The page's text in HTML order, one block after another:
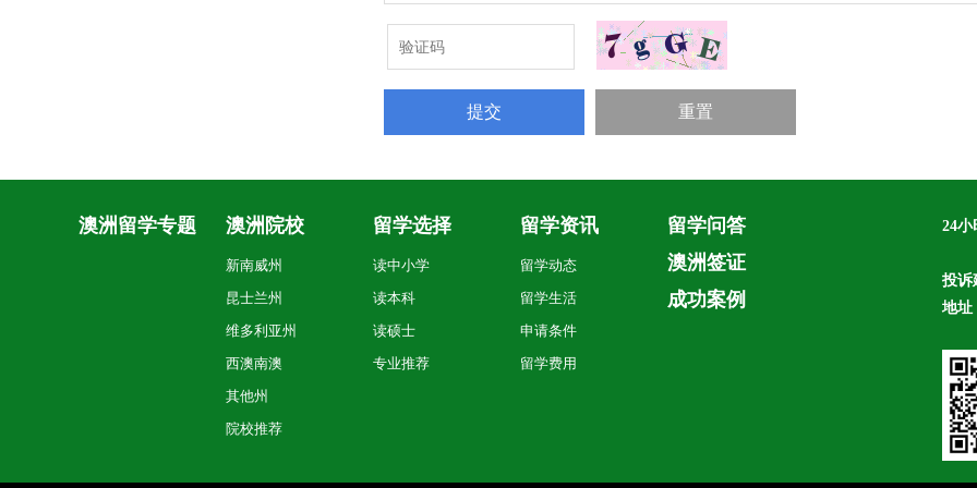
澳洲留学专题 澳洲院校
新南威州
昆士兰州
维多利亚州
西澳南澳
其他州
院校推荐
留学选择
读中小学
读本科
读硕士
专业推荐
留学资讯
留学动态
留学生活
申请条件
留学费用
留学问答
澳洲签证
成功案例
24小
投诉
地址